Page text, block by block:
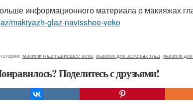
информационного материала о макияжах
makiyazh-glaz-navisshee-veko
макияж глаз нависшее веко макияж для зеленых глаз макияж
Поделитесь с друзьями!